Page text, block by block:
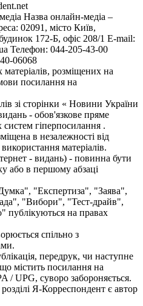
Назва онлайн-медіа –
02091, місто Київ,
172-Б, офіс 208/1 E-mail:
Телефон: 044-205-43-00
06068
розміщених на
посилання на
зі сторінки « Новини України
- обов'язкове пряме
гіперпосилання .
в незалежності від
матеріалів.
- видань) - повинна бути
або в першому абзаці
"Експертиза", "Заява",
"Вибори", "Тест-драйв",
на правах
спільно з
передрук, чи наступне
містить посилання на
/ UPG, суворо забороняється.
Я-Корреспондент є автор